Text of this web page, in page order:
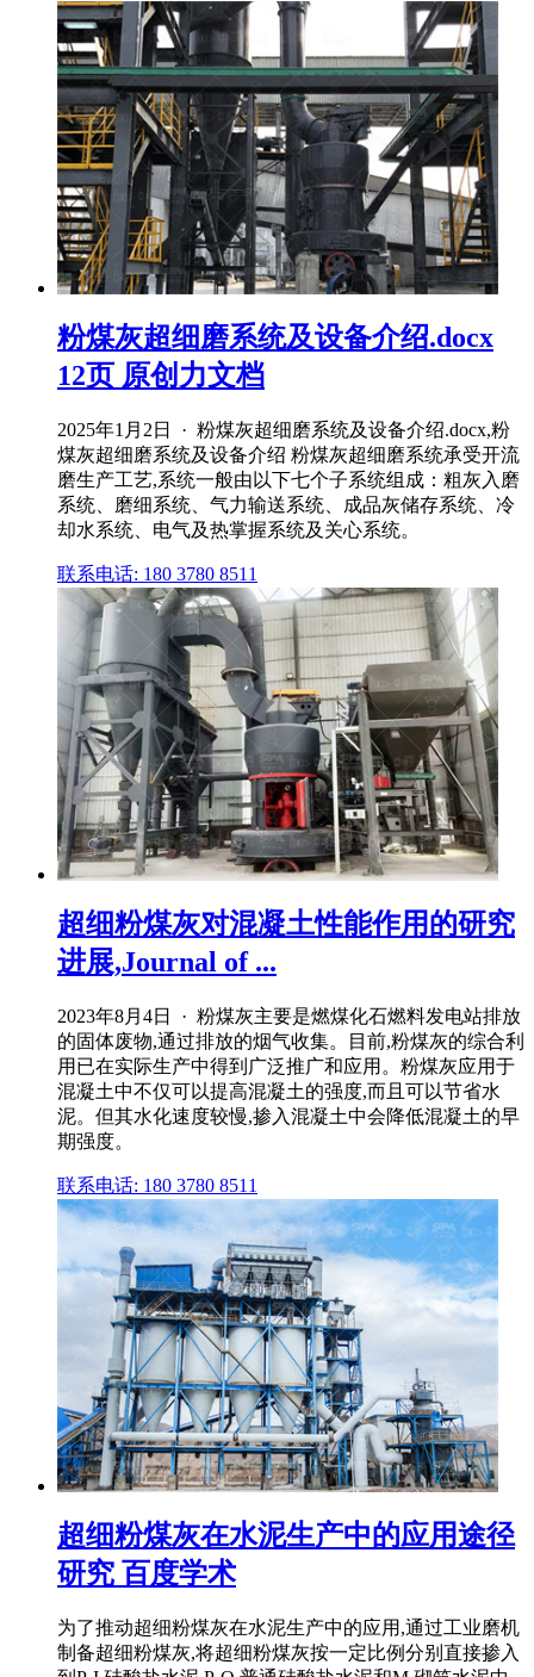
粉煤灰超细磨系统及设备介绍.docx
12页 原创力文档
2025年1月2日 · 粉煤灰超细磨系统及设备介绍.docx,粉
煤灰超细磨系统及设备介绍 粉煤灰超细磨系统承受开流
磨生产工艺,系统一般由以下七个子系统组成：粗灰入磨
系统、磨细系统、气力输送系统、成品灰储存系统、冷
却水系统、电气及热掌握系统及关心系统。
联系电话: 180 3780 8511
超细粉煤灰对混凝土性能作用的研究
进展,Journal of ...
2023年8月4日 · 粉煤灰主要是燃煤化石燃料发电站排放
的固体废物,通过排放的烟气收集。目前,粉煤灰的综合利
用已在实际生产中得到广泛推广和应用。粉煤灰应用于
混凝土中不仅可以提高混凝土的强度,而且可以节省水
泥。但其水化速度较慢,掺入混凝土中会降低混凝土的早
期强度。
联系电话: 180 3780 8511
超细粉煤灰在水泥生产中的应用途径
研究 百度学术
为了推动超细粉煤灰在水泥生产中的应用,通过工业磨机
制备超细粉煤灰,将超细粉煤灰按一定比例分别直接掺入